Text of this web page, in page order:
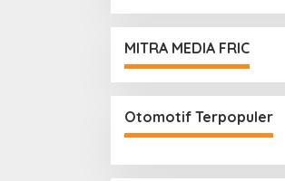
MITRA MEDIA FRIC
Otomotif Terpopuler